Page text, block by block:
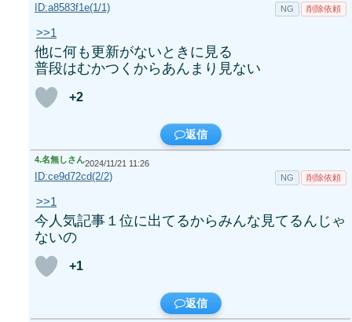
ID:a8583f1e(1/1) NG 削除依頼
>>1
他に何も更新がないときに見る
普段はむかつくからあんまり見ない
+2
返信
4.名無しさん2024/11/21 11:26
ID:ce9d72cd(2/2) NG 削除依頼
>>1
今人気記事１位に出てるからみんな見てるんじゃ
ないの
+1
返信